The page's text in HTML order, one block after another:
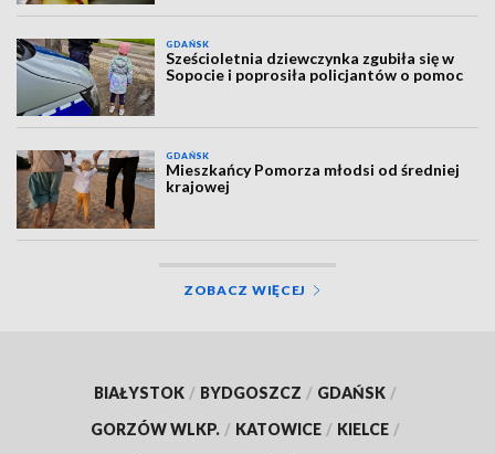
GDAŃSK
Sześcioletnia dziewczynka zgubiła się w
Sopocie i poprosiła policjantów o pomoc
GDAŃSK
Mieszkańcy Pomorza młodsi od średniej
krajowej
ZOBACZ WIĘCEJ
BIAŁYSTOK / BYDGOSZCZ / GDAŃSK /
GORZÓW WLKP. / KATOWICE / KIELCE /